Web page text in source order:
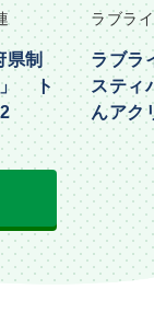
制
」 ト
ラブラ
ラブラ
スティ
んアク